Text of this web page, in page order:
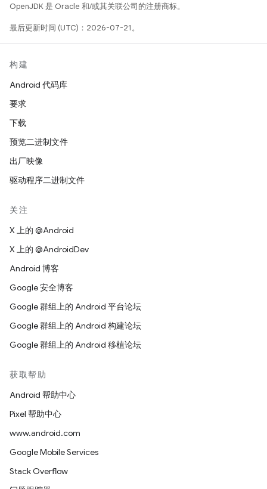
OpenJDK 是 Oracle 和/或其关联公司的注册商标。
最后更新时间 (UTC)：2026-07-21。
构建
Android 代码库
要求
下载
预览二进制文件
出厂映像
驱动程序二进制文件
关注
X 上的 @Android
X 上的 @AndroidDev
Android 博客
Google 安全博客
Google 群组上的 Android 平台论坛
Google 群组上的 Android 构建论坛
Google 群组上的 Android 移植论坛
获取帮助
Android 帮助中心
Pixel 帮助中心
www.android.com
Google Mobile Services
Stack Overflow